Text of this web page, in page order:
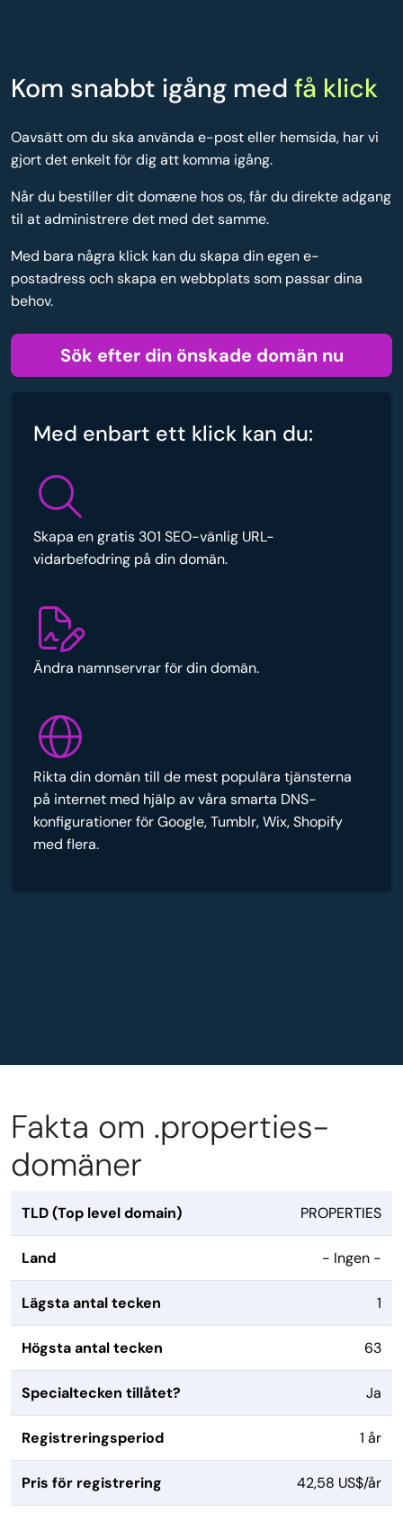
Kom snabbt igång med få klick
Oavsätt om du ska använda e-post eller hemsida, har vi
gjort det enkelt för dig att komma igång.
Når du bestiller dit domæne hos os, får du direkte adgang
til at administrere det med det samme.
Med bara några klick kan du skapa din egen e-
postadress och skapa en webbplats som passar dina
behov.
Sök efter din önskade domän nu
Med enbart ett klick kan du:
Skapa en gratis 301 SEO-vänlig URL-
vidarbefodring på din domän.
Ändra namnservrar för din domän.
Rikta din domän till de mest populära tjänsterna
på internet med hjälp av våra smarta DNS-
konfigurationer för Google, Tumblr, Wix, Shopify
med flera.
Fakta om .properties-
domäner
TLD (Top level domain) PROPERTIES
Land - Ingen -
Lägsta antal tecken 1
Högsta antal tecken 63
Specialtecken tillåtet? Ja
Registreringsperiod 1 år
Pris för registrering 42,58 US$/år